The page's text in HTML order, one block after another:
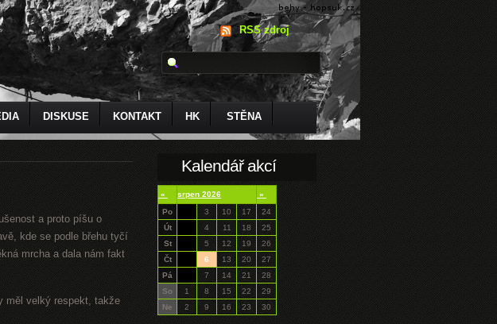
RSS zdroj
DISKUSE KONTAKT HK STĚNA
a proto píšu o
kde se podle břehu tyčí
mrcha a dala nám fakt
měl velký respekt, takže
Kalendář akcí
« srpen 2026
»
Po
3 10 17
24
Út
4 11 18
25
St
5 12 19
26
Čt
6 13 20
27
Pá
7 14 21
28
So
1 8 15 22
29
Ne
2 9 16 23 30